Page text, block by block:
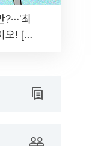
?⋯'최
오! [솔